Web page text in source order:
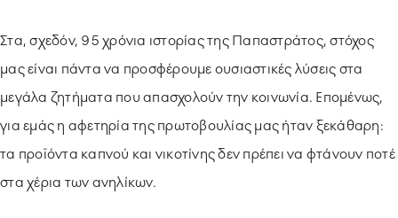
Στα, σχεδόν, 95 χρόνια ιστορίας της Παπαστράτος, στόχος
μας είναι πάντα να προσφέρουμε ουσιαστικές λύσεις στα
μεγάλα ζητήματα που απασχολούν την κοινωνία. Επομένως,
για εμάς η αφετηρία της πρωτοβουλίας μας ήταν ξεκάθαρη:
τα προϊόντα καπνού και νικοτίνης δεν πρέπει να φτάνουν ποτέ
στα χέρια των ανηλίκων.